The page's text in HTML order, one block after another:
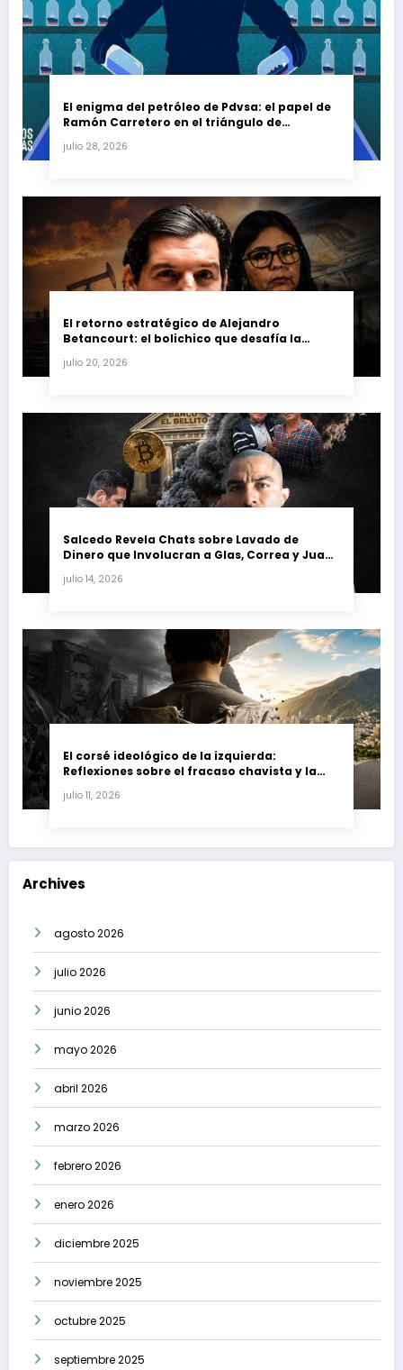
El enigma del petróleo de Pdvsa: el papel de
Ramón Carretero en el triángulo de
julio 28, 2026
El retorno estratégico de Alejandro
Betancourt: el bolichico que desafía la
petrolera venezolana
julio 20, 2026
Salcedo Revela Chats sobre Lavado de
Dinero que Involucran a Glas, Correa y Juan
julio 14, 2026
El corsé ideológico de la izquierda:
Reflexiones sobre el fracaso chavista y la
julio 11, 2026
Archives
agosto 2026
julio 2026
junio 2026
mayo 2026
abril 2026
marzo 2026
febrero 2026
enero 2026
diciembre 2025
noviembre 2025
octubre 2025
septiembre 2025